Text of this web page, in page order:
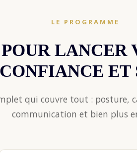
LE PROGRAMME
LANCER
ET
qui couvre tout : posture,
communication et bien plus